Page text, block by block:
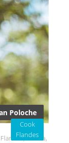
Poloche
Cook
Flandes
Tolima,